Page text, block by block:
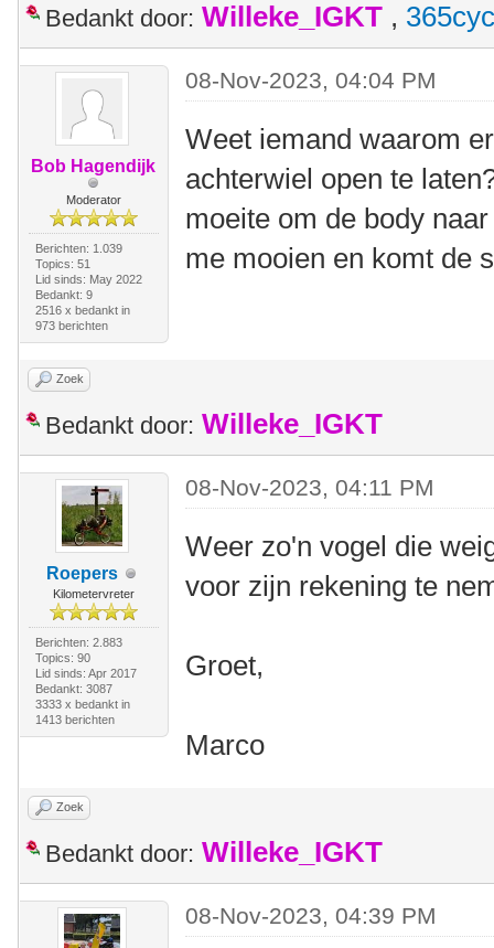
Bedankt door: Willeke_IGKT ,
Bob Hagendijk
Moderator
Berichten: 1.039
Topics: 51
Lid sinds: May 2022
Bedankt: 9
2516 x bedankt in
973 berichten
08-Nov-2023, 04:04 PM
Weet iemand waarom
achterwiel open te
moeite om de body
me mooien en komt de
Zoek
Bedankt door: Willeke_IGKT
Roepers
Kilometervreter
Berichten: 2.883
Topics: 90
Lid sinds: Apr 2017
Bedankt: 3087
3333 x bedankt in
1413 berichten
08-Nov-2023, 04:11 PM
Weer zo'n vogel die
voor zijn rekening te
Groet,
Marco
Zoek
Bedankt door: Willeke_IGKT
08-Nov-2023, 04:39 PM